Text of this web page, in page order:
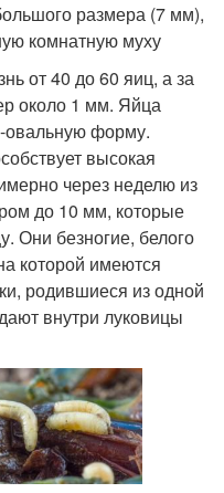
размера (7 мм),
комнатную муху
от 40 до 60 яиц, а за
около 1 мм. Яйца
овальную форму.
высокая
через неделю из
до 10 мм, которые
Они безногие, белого
которой имеются
родившиеся из одной
внутри луковицы